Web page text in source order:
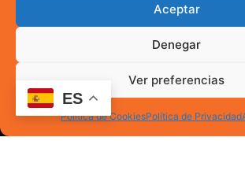
Aceptar
Denegar
Ver preferencias
Política de CookiesPolítica de Privacidad
ES